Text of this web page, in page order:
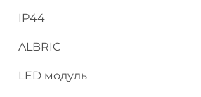
IP44
ALBRIC
LED модуль